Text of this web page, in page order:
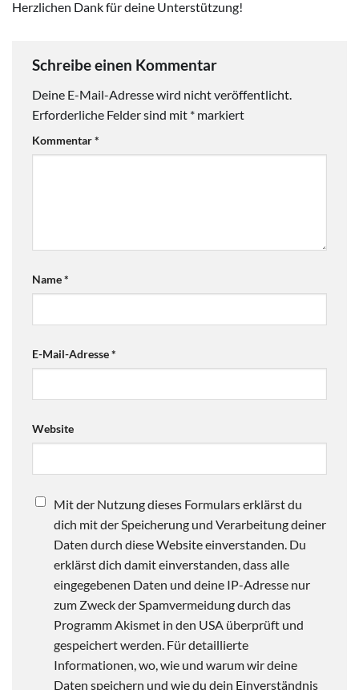
Herzlichen Dank für deine Unterstützung!
Schreibe einen Kommentar
Deine E-Mail-Adresse wird nicht veröffentlicht.
Erforderliche Felder sind mit * markiert
Kommentar*
Name*
E-Mail-Adresse*
Website
Mit der Nutzung dieses Formulars erklärst du
dich mit der Speicherung und Verarbeitung deiner
Daten durch diese Website einverstanden. Du
erklärst dich damit einverstanden, dass alle
eingegebenen Daten und deine IP-Adresse nur
zum Zweck der Spamvermeidung durch das
Programm Akismet in den USA überprüft und
gespeichert werden. Für detaillierte
Informationen, wo, wie und warum wir deine
Daten speichern und wie du dein Einverständnis